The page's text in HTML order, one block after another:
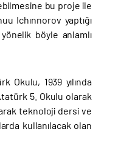
bu proje ile
Ichınnorov yaptığı
böyle anlamlı
Okulu, 1939 yılında
5. Okulu olarak
teknoloji dersi ve
kullanılacak olan